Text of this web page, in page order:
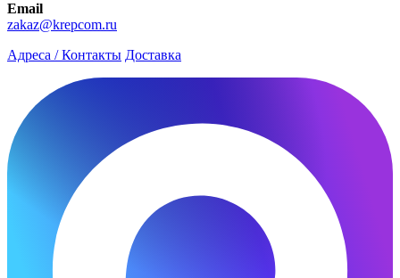
Email
zakaz@krepcom.ru
Адреса / Контакты Доставка